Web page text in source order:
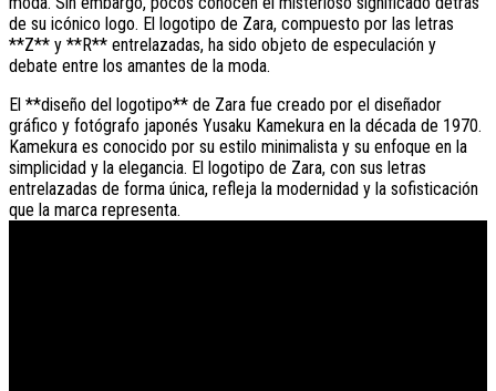
de su icónico logo. El logotipo de Zara, compuesto por las letras
**Z** y **R** entrelazadas, ha sido objeto de especulación y
debate entre los amantes de la moda.
El **diseño del logotipo** de Zara fue creado por el diseñador
gráfico y fotógrafo japonés Yusaku Kamekura en la década de 1970.
Kamekura es conocido por su estilo minimalista y su enfoque en la
simplicidad y la elegancia. El logotipo de Zara, con sus letras
entrelazadas de forma única, refleja la modernidad y la sofisticación
que la marca representa.